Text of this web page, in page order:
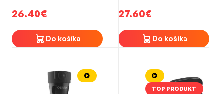
26.40€
Do košíka
V 2200mAh
27.60€
Do košíka
TOP PRODUKT